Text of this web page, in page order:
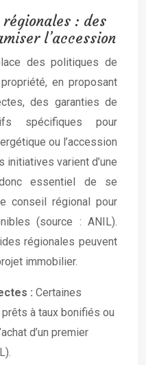
: des
l’accession
des politiques de
en proposant
des garanties de
spécifiques pour
ou l’accession
initiatives varient d’une
essentiel de se
conseil régional pour
(source : ANIL).
régionales peuvent
immobilier.
: Certaines
à taux bonifiés ou
d’un premier